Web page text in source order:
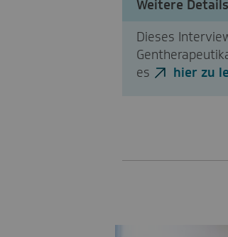
Weitere Details
Dieses
es
hier zu